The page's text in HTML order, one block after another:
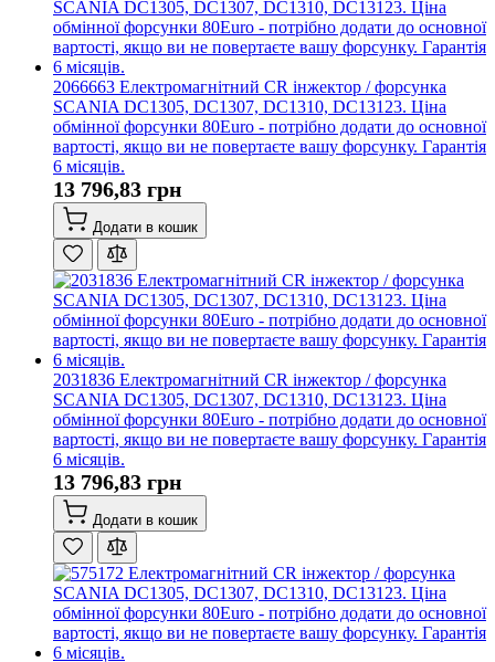
2066663 Електромагнітний CR інжектор / форсунка
SCANIA DC1305, DC1307, DC1310, DC13123. Ціна
обмінної форсунки 80Euro - потрібно додати до основної
вартості, якщо ви не повертаєте вашу форсунку. Гарантія
6 місяців.
13 796,83 грн
Додати в кошик
2031836 Електромагнітний CR інжектор / форсунка
SCANIA DC1305, DC1307, DC1310, DC13123. Ціна
обмінної форсунки 80Euro - потрібно додати до основної
вартості, якщо ви не повертаєте вашу форсунку. Гарантія
6 місяців.
13 796,83 грн
Додати в кошик